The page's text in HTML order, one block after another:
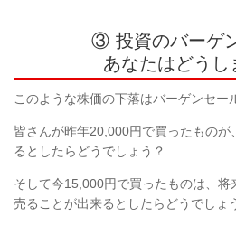
③ 投資のバーゲ
あなたはどうし
このような株価の下落はバーゲンセー
皆さんが昨年20,000円で買ったものが
るとしたらどうでしょう？
そして今15,000円で買ったものは、将
売ることが出来るとしたらどうでしょ